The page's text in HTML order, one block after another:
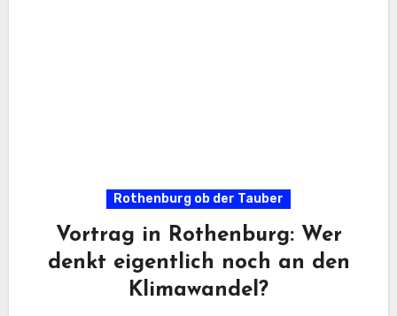
Rothenburg ob der Tauber
Vortrag in Rothenburg: Wer
denkt eigentlich noch an den
Klimawandel?